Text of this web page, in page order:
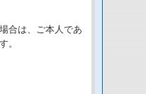
合は、ご本人であ
。